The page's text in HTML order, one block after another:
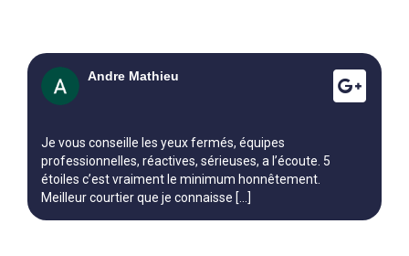
Andre Mathieu
Je vous conseille les yeux fermés, équipes
professionnelles, réactives, sérieuses, a l’écoute. 5
étoiles c’est vraiment le minimum honnêtement.
Meilleur courtier que je connaisse [...]